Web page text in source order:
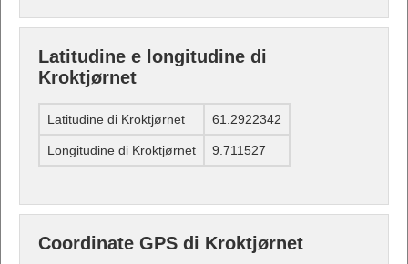
Latitudine e longitudine di
Kroktjørnet
Latitudine di Kroktjørnet 61.2922342
Longitudine di Kroktjørnet 9.711527
Coordinate GPS di Kroktjørnet